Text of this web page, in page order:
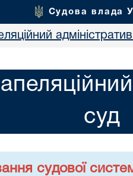
Судова влада
суд
судової